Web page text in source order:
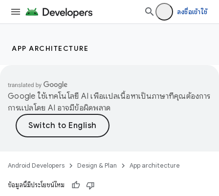
ลงชื่อเข้าใช้
APP ARCHITECTURE
Google ใช้เทคโนโลยี AI เพื่อแปลเนื้อหาเป็นภาษาที่คุณต้องการ
การแปลโดย AI อาจมีข้อผิดพลาด
Android Developers Design & Plan App architecture
ข้อมูลนี้มีประโยชน์ไหม